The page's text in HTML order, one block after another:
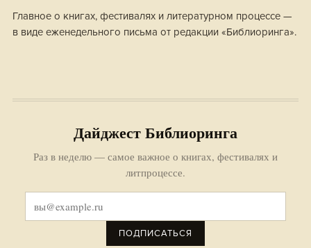
Главное о книгах, фестивалях и литературном процессе —
в виде еженедельного письма от редакции «Библиоринга».
Дайджест Библиоринга
Раз в неделю — самое важное о книгах, фестивалях и
литпроцессе.
ПОДПИСАТЬСЯ